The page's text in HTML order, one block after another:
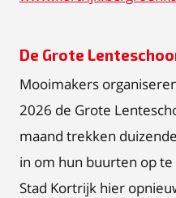
De Grote
Mooimakers
2026 de Grote
maand trekken
in om hun buurten op
Stad Kortrijk hier